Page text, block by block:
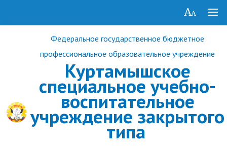
Федеральное государственное бюджетное
профессиональное образовательное учреждение
Куртамышское
специальное учебно-
воспитательное
учреждение закрытого
типа